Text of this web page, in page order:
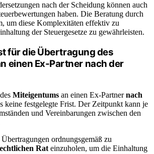
nach der Scheidung können auch
haben. Die Beratung durch
um diese Komplexitäten effektiv zu
der Steuergesetze zu gewährleisten.
für die Übertragung des
einen Ex-Partner nach der
Miteigentums an einen Ex-Partnernach
keine festgelegte Frist. Der Zeitpunkt kann je
und Vereinbarungen zwischen den
ordnungsgemäß zu
Rat einzuholen, um die Einhaltung